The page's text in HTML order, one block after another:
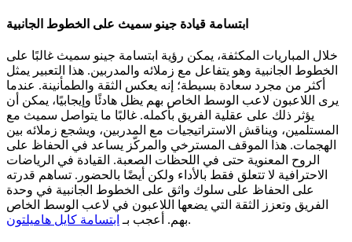
ابتسامة قيادة جينو سميث على الخطوط الجانبية
خلال المباريات المكثفة، يمكن رؤية ابتسامة جينو سميث غالبًا على
الخطوط الجانبية وهو يتفاعل مع زملائه والمدربين. هذا التعبير يمثل
أكثر من مجرد سعادة بسيطة؛ إنه يعكس الثقة والطمأنينة. عندما
يرى اللاعبون لاعب الوسط الخاص بهم يظل هادئًا وإيجابيًا، يمكن أن
يؤثر ذلك على عقلية الفريق بأكمله. غالبًا ما يتواصل سميث مع
المستلمين، ويناقش الاستراتيجيات مع المدربين، ويشجع زملائه بين
الهجمات. هذا الموقف المسترخي والمركّز يساعد في الحفاظ على
الروح المعنوية حتى في اللحظات الصعبة. القيادة في الرياضات
الاحترافية لا تتعلق فقط بالأداء ولكن أيضًا بالحضور. تساهم قدرته
على الحفاظ على سلوك واثق على الخطوط الجانبية في وحدة
الفريق وتعزز الثقة التي يضعها اللاعبون في لاعب الوسط الخاص
بهم.
أعجب بـ ابتسامة كايل هاميلتون .